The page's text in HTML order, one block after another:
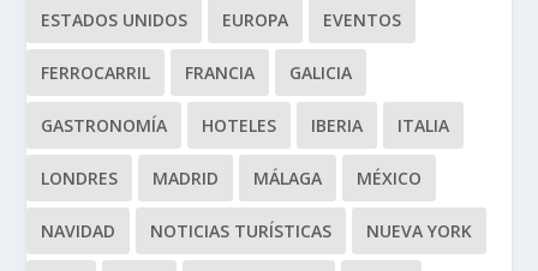
ESTADOS UNIDOS EUROPA EVENTOS
FERROCARRIL FRANCIA GALICIA
GASTRONOMÍA HOTELES IBERIA ITALIA
LONDRES MADRID MÁLAGA MÉXICO
NAVIDAD NOTICIAS TURÍSTICAS NUEVA YORK